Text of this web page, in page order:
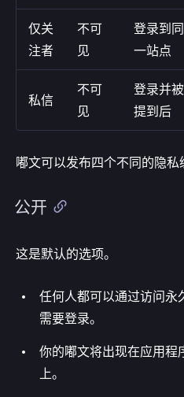
仅关
注者
不可
见
登录到同
一站点
私信
不可
见
登录并被
提到后
嘟文可以发布四个不同的隐私
公开
这是默认的选项。
任何人都可以通过访问永
需要登录。
你的嘟文将出现在应用
上。